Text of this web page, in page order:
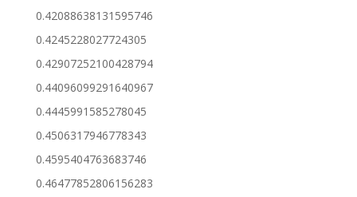
0.42088638131595746
0.4245228027724305
0.42907252100428794
0.44096099291640967
0.4445991585278045
0.4506317946778343
0.4595404763683746
0.46477852806156283